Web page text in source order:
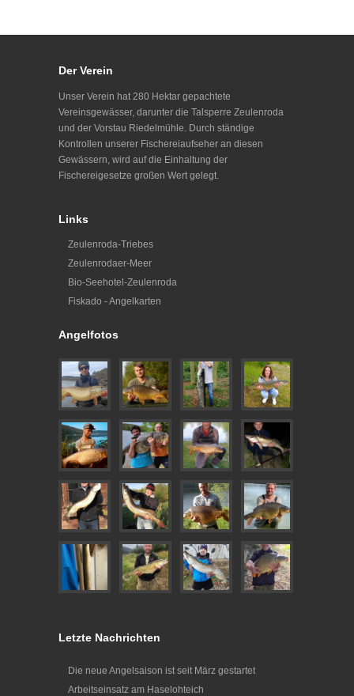
Der Verein
Unser Verein hat 280 Hektar gepachtete
Vereinsgewässer, darunter die Talsperre Zeulenroda
und der Vorstau Riedelmühle. Durch ständige
Kontrollen unserer Fischereiaufseher an diesen
Gewässern, wird auf die Einhaltung der
Fischereigesetze großen Wert gelegt.
Links
Zeulenroda-Triebes
Zeulenrodaer-Meer
Bio-Seehotel-Zeulenroda
Fiskado - Angelkarten
Angelfotos
Letzte Nachrichten
Die neue Angelsaison ist seit März gestartet
Arbeitseinsatz am Haselohteich